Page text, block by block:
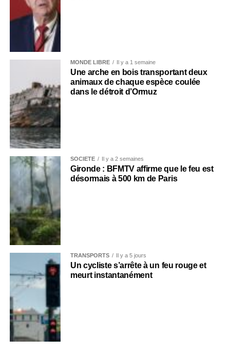
MONDE LIBRE Il y a 1 semaine
Une arche en bois transportant deux
animaux de chaque espèce coulée
dans le détroit d’Ormuz
SOCIÉTÉ Il y a 2 semaines
Gironde : BFMTV affirme que le feu est
désormais à 500 km de Paris
TRANSPORTS Il y a 5 jours
Un cycliste s’arrête à un feu rouge et
meurt instantanément